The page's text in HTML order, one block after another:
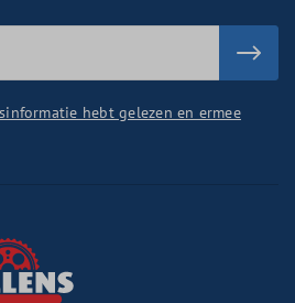
hebt gelezen en ermee